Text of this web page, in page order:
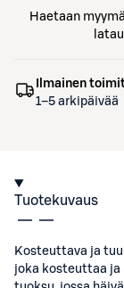
Haetaan
Ilmainen
1–5 arkipäivää
Tuotekuvaus
Kosteuttava ja
joka kosteuttaa